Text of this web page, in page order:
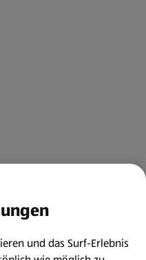
und das Surf-Erlebnis